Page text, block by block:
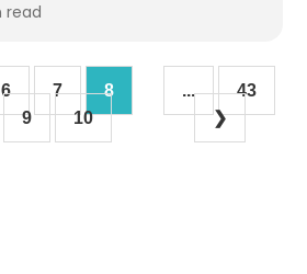
read
6 7
8
9
10
...
43
❯